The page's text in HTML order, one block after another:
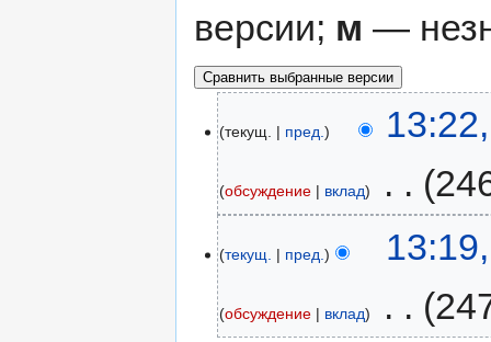
версии; м —
текущ. пред.
обсуждение вклад
текущ. пред.
обсуждение вклад